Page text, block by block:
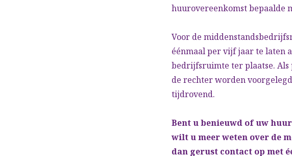
huurovereenkomst bepaalde
Voor de
éénmaal per vijf jaar te laten
bedrijfsruimte ter plaatse.
de rechter worden
tijdrovend.
Bent u benieuwd of uw
wilt u meer weten over de
dan gerust contact op met